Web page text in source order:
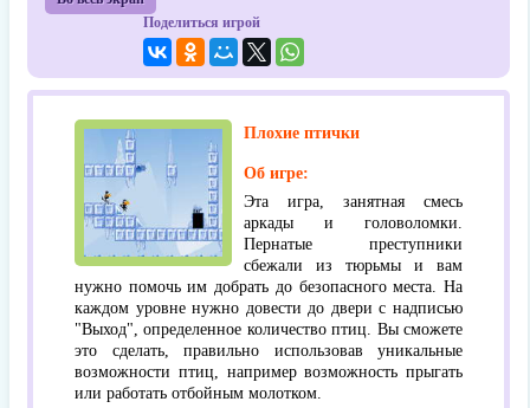
Поделиться игрой
Плохие птички
Об игре:
Эта игра, занятная смесь
аркады и головоломки.
Пернатые преступники
сбежали из тюрьмы и вам
нужно помочь им добрать до безопасного места. На
каждом уровне нужно довести до двери с надписью
"Выход", определенное количество птиц. Вы сможете
это сделать, правильно использовав уникальные
возможности птиц, например возможность прыгать
или работать отбойным молотком.